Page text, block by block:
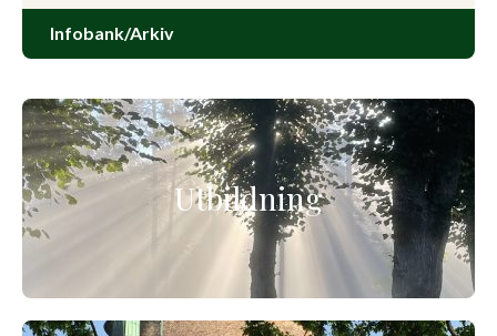
Infobank/Arkiv
Utbildning